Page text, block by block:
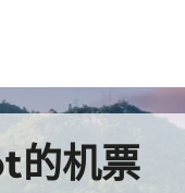
的机票